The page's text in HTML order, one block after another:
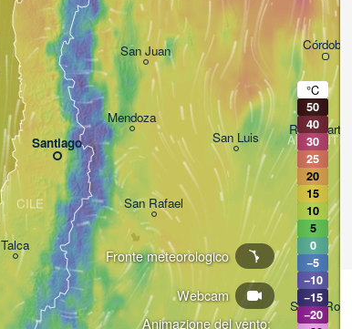
Animazione del vento:
Webcam
Fronte meteorologico
San Juan
Santiago
Talca
Mendoza
San Rafael
CILE
Córdoba
San Luis
Santa Rosa
Río Cuarto
ARGENTINA
°C
50
40
30
25
20
15
10
5
0
−5
−10
−15
−20